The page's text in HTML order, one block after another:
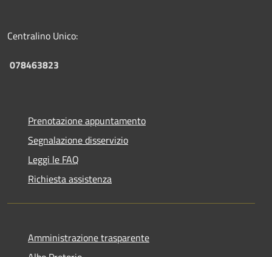
Centralino Unico:
078463823
Prenotazione appuntamento
Segnalazione disservizio
Leggi le FAQ
Richiesta assistenza
Amministrazione trasparente